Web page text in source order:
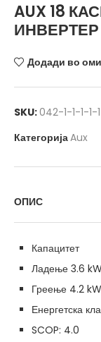
AUX 18
ИНВЕРТЕР
Додади во
SKU:042-1-1-1-1-
КатегоријаAux
ОПИС
Капацитет
Ладење 3.6
Греење 4.2 kW
Енергетска
SCOP: 4.0